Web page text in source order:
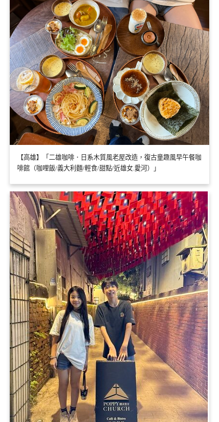
【高雄】「二雄咖啡．日系木質風老屋改造，復古童趣風早午餐咖
啡館（咖哩飯/義大利麵/輕食/甜點/近雄女.愛河）」